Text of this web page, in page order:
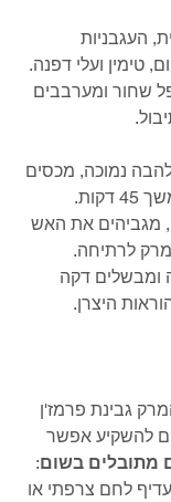
העגבניות
טימין ועלי דפנה.
שחור ומערבבים
נמוכה, מכסים
מגביהים את האש
לרתיחה.
ומבשלים דקה
היצרן.
גבינת פרמז'ן
להשקיע אפשר
מתובלים בשום:
לחם צרפתי או